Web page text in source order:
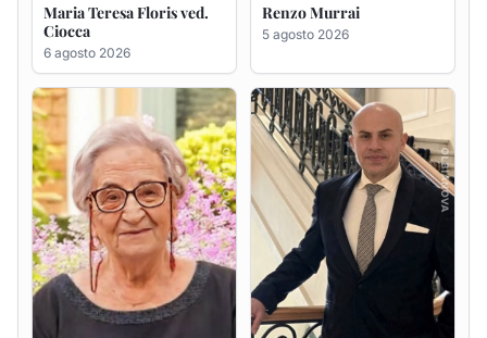
Giovanna Ponsanu Ved.
Decandia
5 agosto 2026
Giuseppe Saba
5 agosto 2026